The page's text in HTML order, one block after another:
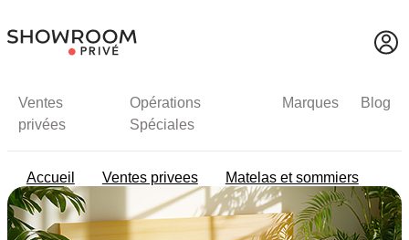
Ventes
privées
Opérations
Spéciales
Marques Blog
Accueil Ventes privees Matelas et sommiers